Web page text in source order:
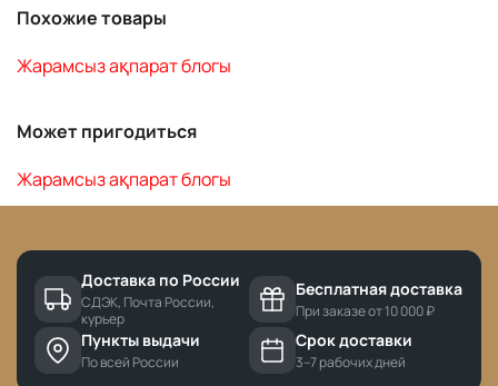
Похожие товары
Жарамсыз ақпарат блогы
Может пригодиться
Жарамсыз ақпарат блогы
Доставка по России
СДЭК, Почта России,
курьер
Бесплатная доставка
При заказе от 10 000 ₽
Пункты выдачи
По всей России
Срок доставки
3–7 рабочих дней